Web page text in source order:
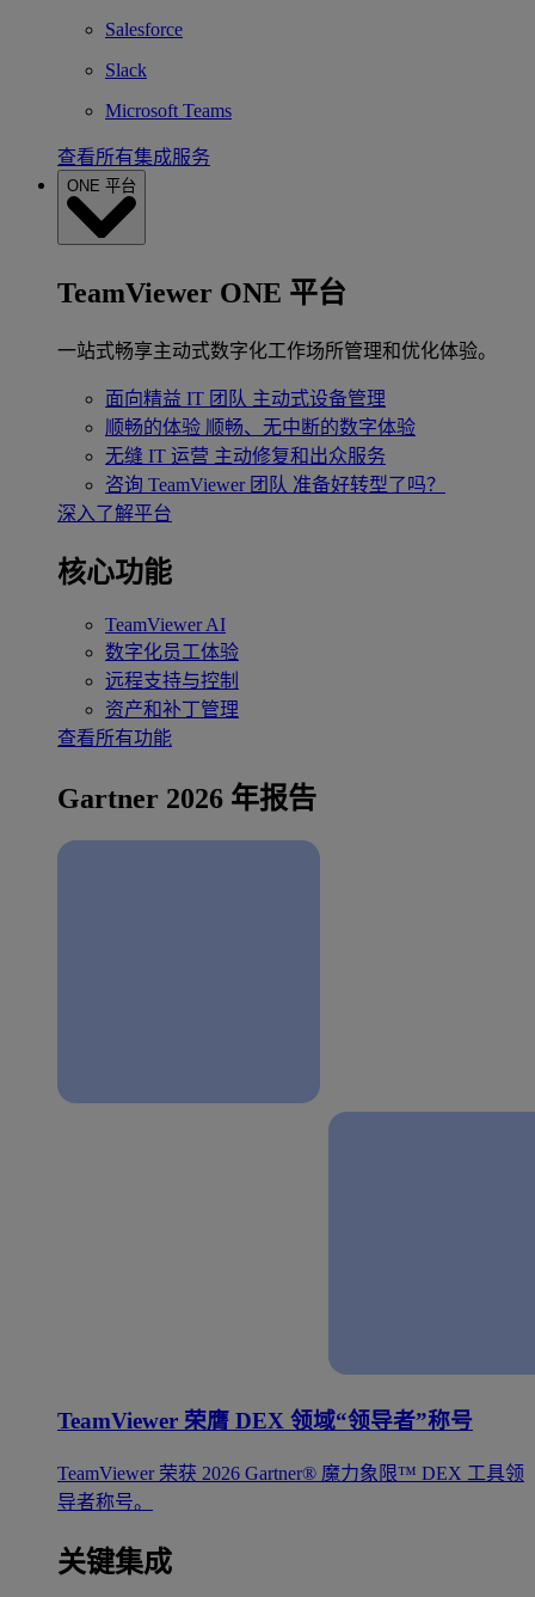
Salesforce
Slack
Microsoft Teams
查看所有集成服务
ONE 平台
TeamViewer ONE 平台
一站式畅享主动式数字化工作场所管理和优化体验。
面向精益 IT 团队 主动式设备管理
顺畅的体验 顺畅、无中断的数字体验
无缝 IT 运营 主动修复和出众服务
咨询 TeamViewer 团队 准备好转型了吗？
深入了解平台
核心功能
TeamViewer AI
数字化员工体验
远程支持与控制
资产和补丁管理
查看所有功能
Gartner 2026 年报告
TeamViewer 荣膺 DEX 领域“领导者”称号
TeamViewer 荣获 2026 Gartner® 魔力象限™ DEX 工具领
导者称号。
关键集成